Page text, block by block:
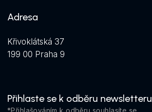
Adresa
Křivoklátská 37
199 00 Praha 9
Přihlaste se k odběru newsletteru